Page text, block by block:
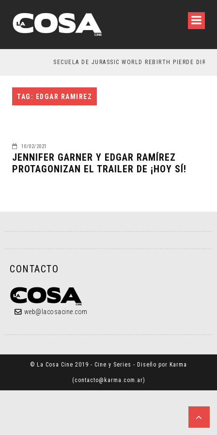
SECUELA DE JURASSIC WORLD REBIRTH PIERDE
TAG: EDGAR RAMIREZ
10/02/2021
JENNIFER GARNER Y EDGAR RAMÍREZ
PROTAGONIZAN EL TRAILER DE ¡HOY SÍ!
CONTACTO
web@lacosacine.com
© La Cosa Cine 2019 - Cine y Series - Diseño por Karma
(contacto@karma.com.ar)